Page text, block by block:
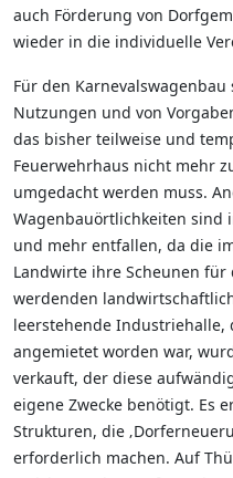
auch Förderung von
wieder in die individuelle
Für den
Nutzungen und von
das bisher teilweise und
Feuerwehrhaus nicht mehr
umgedacht werden muss.
Wagenbauörtlichkeiten sind
und mehr entfallen, da die
Landwirte ihre Scheunen
werdenden
leerstehende Industriehalle,
angemietet worden war,
verkauft, der diese
eigene Zwecke benötigt. Es
Strukturen, die
erforderlich machen. Auf